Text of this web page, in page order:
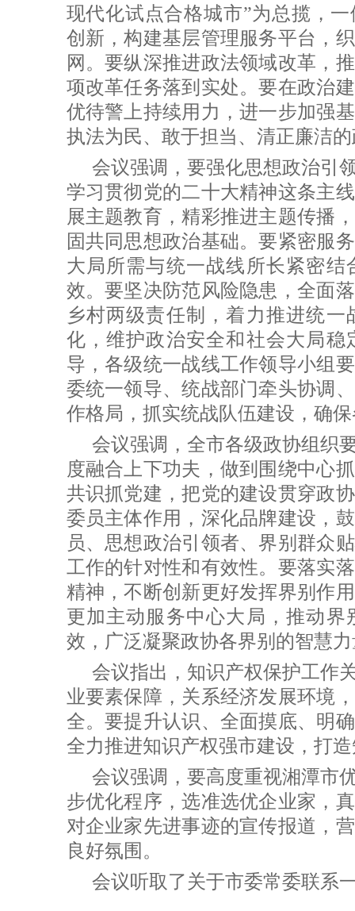
现代化试点合格城市”为总揽，
创新，构建基层管理服务平台，
网。要纵深推进政法领域改革，
项改革任务落到实处。要在政治
优待警上持续用力，进一步加强
执法为民、敢于担当、清正廉洁
会议强调，要强化思想政治引
学习贯彻党的二十大精神这条主
展主题教育，精彩推进主题传播
固共同思想政治基础。要紧密服
大局所需与统一战线所长紧密
效。要坚决防范风险隐患，全面
乡村两级责任制，着力推进统
化，维护政治安全和社会大局
导，各级统一战线工作领导小组
委统一领导、统战部门牵头协调
作格局，抓实统战队伍建设，确
会议强调，全市各级政协组织
度融合上下功夫，做到围绕中心
共识抓党建，把党的建设贯穿政
委员主体作用，深化品牌建设，
员、思想政治引领者、界别群众
工作的针对性和有效性。要落实
精神，不断创新更好发挥界别作
更加主动服务中心大局，推动
效，广泛凝聚政协各界别的智慧
会议指出，知识产权保护工作
业要素保障，关系经济发展环境
全。要提升认识、全面摸底、明
全力推进知识产权强市建设，打
会议强调，要高度重视湘潭市
步优化程序，选准选优企业家，
对企业家先进事迹的宣传报道，
良好氛围。
会议听取了关于市委常委联系